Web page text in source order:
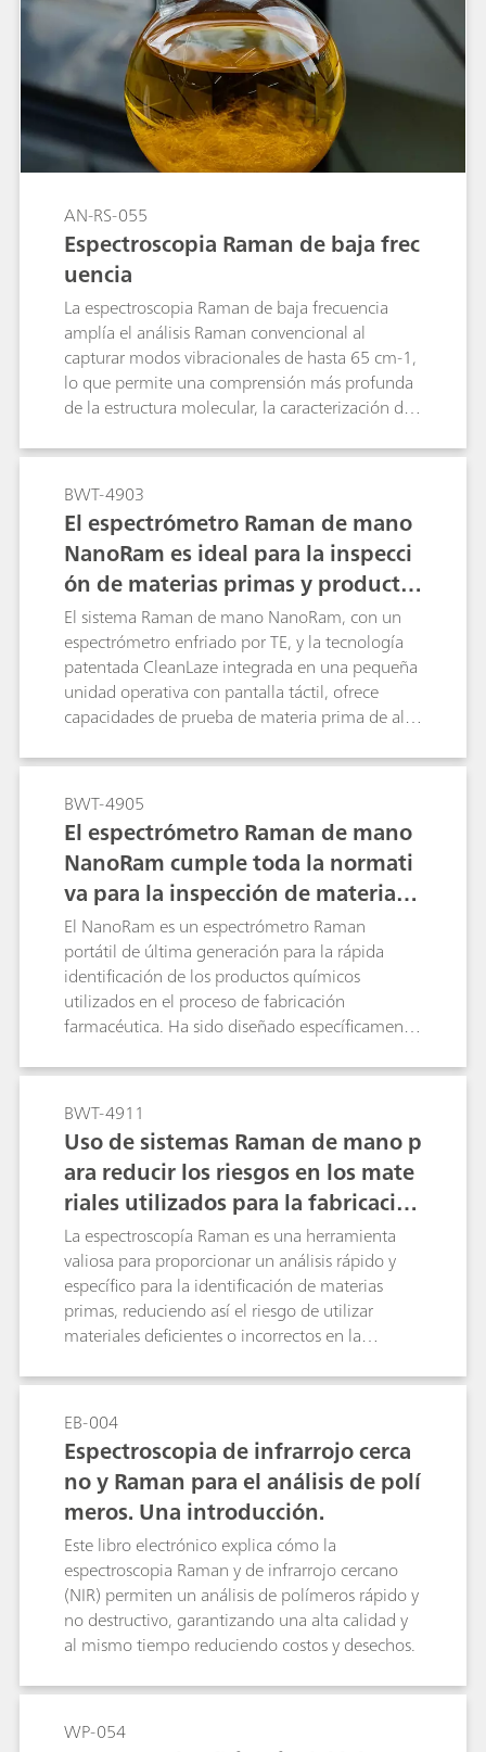
AN-RS-055
Espectroscopia Raman de baja frec
uencia
La espectroscopia Raman de baja frecuencia
amplía el análisis Raman convencional al
capturar modos vibracionales de hasta 65 cm-1,
lo que permite una comprensión más profunda
de la estructura molecular, la caracterización de
cambios de fase.
BWT-4903
El espectrómetro Raman de mano
NanoRam es ideal para la inspecci
ón de materias primas y producto
s químicos utilizados en la industr
ia farmacéutica
El sistema Raman de mano NanoRam, con un
espectrómetro enfriado por TE, y la tecnología
patentada CleanLaze integrada en una pequeña
unidad operativa con pantalla táctil, ofrece
capacidades de prueba de materia prima de alta
BWT-4905
El espectrómetro Raman de mano
NanoRam cumple toda la normati
va para la inspección de materias
primas y productos químicos utiliz
ados en la industria farmacéutica.
El NanoRam es un espectrómetro Raman
portátil de última generación para la rápida
identificación de los productos químicos
utilizados en el proceso de fabricación
farmacéutica. Ha sido diseñado específicamente
todas las principales agencias reguladoras, de
seguridad y de pruebas comerciales mundiales
aplicables a la industria farmacéutica.
BWT-4911
Uso de sistemas Raman de mano p
ara reducir los riesgos en los mate
riales utilizados para la fabricació
n
La espectroscopía Raman es una herramienta
valiosa para proporcionar un análisis rápido y
específico para la identificación de materias
primas, reduciendo así el riesgo de utilizar
materiales deficientes o incorrectos en la
Raman aumenta la productividad y la capacidad
de realizar pruebas completas sin crear cuellos
de botella en el proceso de producción. La
integración de los datos Raman en el sistema de
gestión de datos de una empresa proporciona
un medio seguro para manejar los datos y los
resultados, con un riesgo reducido de errores de
transcripción y pérdida de datos.
EB-004
Espectroscopia de infrarrojo cerca
no y Raman para el análisis de polí
meros. Una introducción.
Este libro electrónico explica cómo la
espectroscopia Raman y de infrarrojo cercano
(NIR) permiten un análisis de polímeros rápido y
no destructivo, garantizando una alta calidad y
al mismo tiempo reduciendo costos y desechos.
WP-054